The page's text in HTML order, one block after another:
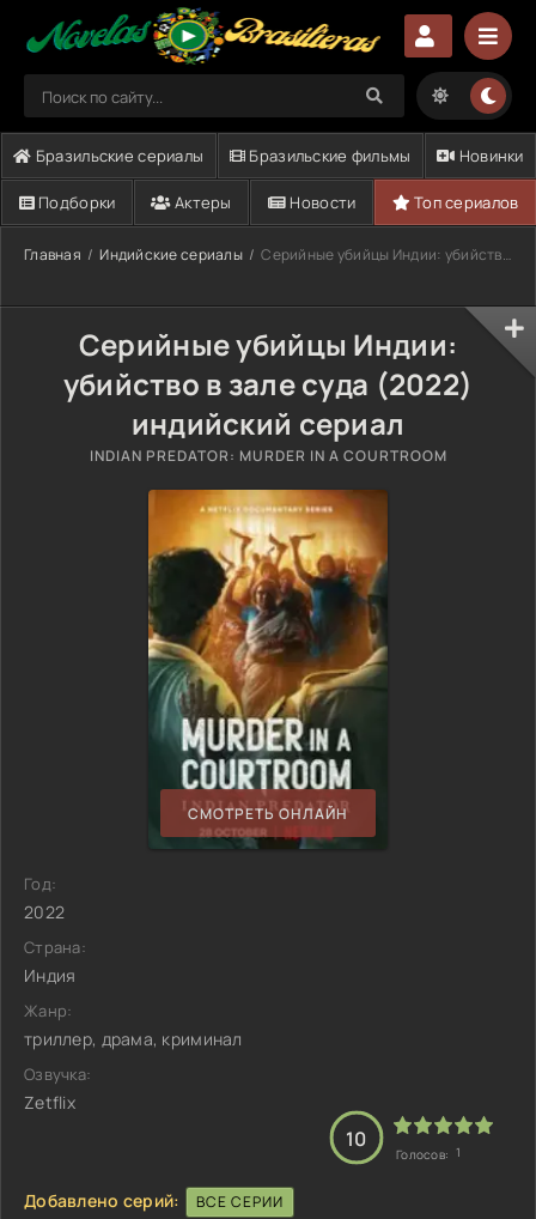
Бразильские сериалы Бразильские фильмы Новинки
Подборки Актеры Новости Топ сериалов
Главная Индийские сериалы Серийные убийцы Индии: убийство в зале суда (2022)
Серийные убийцы Индии:
убийство в зале суда (2022)
индийский сериал
INDIAN PREDATOR: MURDER IN A COURTROOM
СМОТРЕТЬ ОНЛАЙН
Год:
2022
Страна:
Индия
Жанр:
триллер, драма, криминал
Озвучка:
Zetflix
10
Голосов: 1
Добавлено серий: ВСЕ СЕРИИ